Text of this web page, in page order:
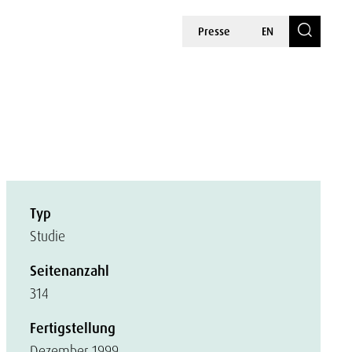
Presse EN
Typ
Studie
Seitenanzahl
314
Fertigstellung